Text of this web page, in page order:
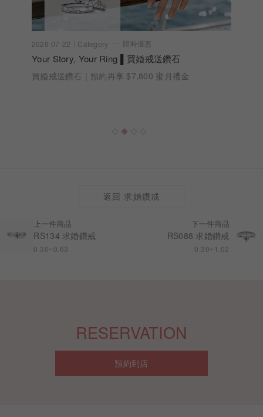
Category 限時優惠
Story, Your Ring ▌買婚戒送鑽石
戒送鑽石｜預約再享 $7,800 蜜月禮金
上一件商品
RS134 求婚鑽戒
0.30~0.63
下一件商品
RS088 求婚鑽戒
0.30~1.02
返回 求婚鑽戒
RESERVATION
預約到店